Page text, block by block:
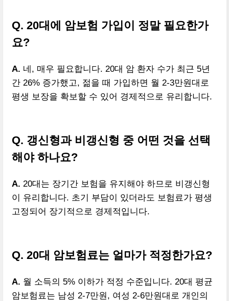
Q. 20대에 암보험 가입이 정말 필요한가
요?
A. 네, 매우 필요합니다. 20대 암 환자 수가 최근 5년
간 26% 증가했고, 젊을 때 가입하면 월 2-3만원대로
평생 보장을 확보할 수 있어 경제적으로 유리합니다.
Q. 갱신형과 비갱신형 중 어떤 것을 선택
해야 하나요?
A. 20대는 장기간 보험을 유지해야 하므로 비갱신형
이 유리합니다. 초기 부담이 있더라도 보험료가 평생
고정되어 장기적으로 경제적입니다.
Q. 20대 암보험료는 얼마가 적정한가요?
A. 월 소득의 5% 이하가 적정 수준입니다. 20대 평균
암보험료는 남성 2-7만원, 여성 2-6만원대로 개인의